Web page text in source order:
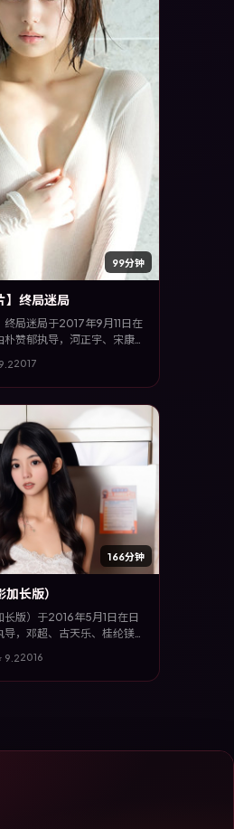
99分钟
】终局迷局
终局迷局于2017年9月11日在
朴赞郁执导，河正宇、宋康
个体抉择之间，故事层层推
失细腻。
9.22017
166分钟
长版）
长版）于2016年5月1日在日
，邓超、古天乐、桂纶镁、
场面调度为全片情绪推波助
9.22016